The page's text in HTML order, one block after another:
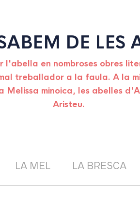
DE LES
en nombroses obres
treballador a la faula. A la
minoica, les abelles
Aristeu.
LA MEL LA BRESCA